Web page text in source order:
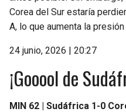
Corea del Sur estaría
A, lo que aumenta la
24 junio, 2026 | 20:27
¡Gooool de
MIN 62 | Sudáfrica 1-0